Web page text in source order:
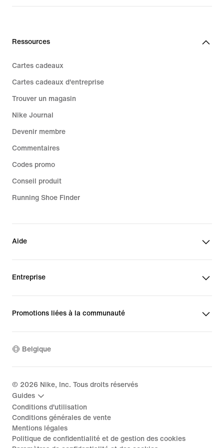
Ressources
Cartes cadeaux
Cartes cadeaux d'entreprise
Trouver un magasin
Nike Journal
Devenir membre
Commentaires
Codes promo
Conseil produit
Running Shoe Finder
Aide
Entreprise
Promotions liées à la communauté
Belgique
© 2026 Nike, Inc. Tous droits réservés
Guides
Conditions d'utilisation
Conditions générales de vente
Mentions légales
Politique de confidentialité et de gestion des cookies